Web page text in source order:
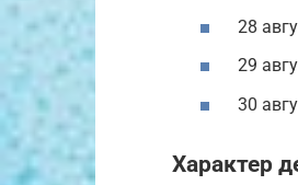
28
29
30
Характер